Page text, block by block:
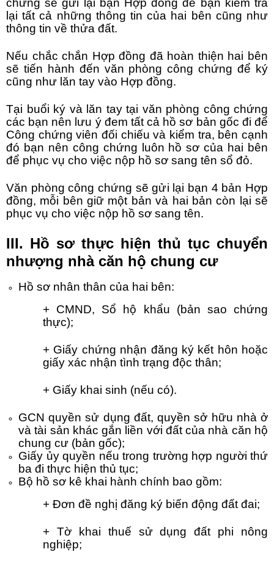
chứng sẽ gửi lại bạn Hợp đồng để bạn kiểm tra
lại tất cả những thông tin của hai bên cũng như
thông tin về thửa đất.
Nếu chắc chắn Hợp đồng đã hoàn thiện hai bên
sẽ tiến hành đến văn phòng công chứng để ký
cũng như lăn tay vào Hợp đồng.
Tại buổi ký và lăn tay tại văn phòng công chứng
các bạn nên lưu ý đem tất cả hồ sơ bản gốc đi để
Công chứng viên đối chiếu và kiểm tra, bên cạnh
đó bạn nên công chứng luôn hồ sơ của hai bên
để phục vụ cho việc nộp hồ sơ sang tên sổ đỏ.
Văn phòng công chứng sẽ gửi lại bạn 4 bản Hợp
đồng, mỗi bên giữ một bản và hai bản còn lại sẽ
phục vụ cho việc nộp hồ sơ sang tên.
III. Hồ sơ thực hiện thủ tục chuyển
nhượng nhà căn hộ chung cư
Hồ sơ nhân thân của hai bên:
+ CMND, Sổ hộ khẩu (bản sao chứng
thực);
+ Giấy chứng nhận đăng ký kết hôn hoặc
giấy xác nhận tình trạng độc thân;
+ Giấy khai sinh (nếu có).
GCN quyền sử dụng đất, quyền sở hữu nhà ở
và tài sản khác gắn liền với đất của nhà căn hộ
chung cư (bản gốc);
Giấy ủy quyền nếu trong trường hợp người thứ
ba đi thực hiện thủ tục;
Bộ hồ sơ kê khai hành chính bao gồm:
+ Đơn đề nghị đăng ký biến động đất đai;
+ Tờ khai thuế sử dụng đất phi nông
nghiệp;